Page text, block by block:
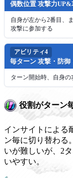
偶数位置 攻撃力UP&
自身が左から2番目、
攻撃に参加する
アビリティ4
毎ターン 攻撃・防御
ターン開始時、自身の
役割がターン
インサイトによる
ン毎に切り替わる。
いが難しいが、2
いやすい。